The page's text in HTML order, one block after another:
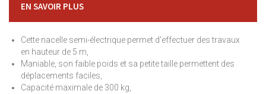
EN SAVOIR PLUS
Cette nacelle semi-électrique permet d'effectuer des travaux
en hauteur de 5 m,
Maniable, son faible poids et sa petite taille permettent des
déplacements faciles,
Capacité maximale de 300 kg,